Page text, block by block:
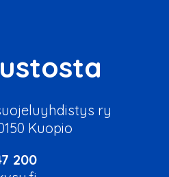
ry
Kuopio
200